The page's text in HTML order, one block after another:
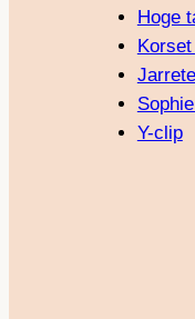
Hoge
Y-clip